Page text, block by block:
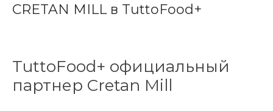
CRETAN MILL в TuttoFood+
TuttoFood+ официальный
партнер Cretan Mill